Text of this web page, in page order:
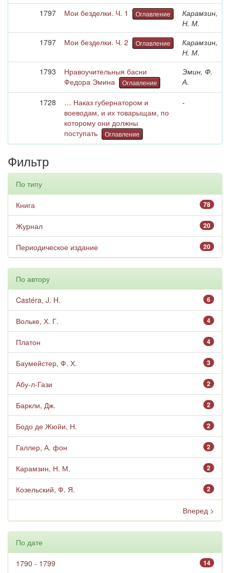
1797 Мои безделки. Ч. 1 Оглавление
Карамзин,
Н. М.
1797
Мои безделки. Ч. 2 Оглавление
Карамзин,
Н. М.
1793
Нравоучительныя басни
Федора Эмина
Оглавление
Эмин, Ф.
А.
1728
… Наказ губернатором и
воеводам, и их товарыщам, по
которому они должны
поступать
Оглавление
-
Фильтр
По типу
78
Книга
20
Журнал
20
Периодическое издание
По автору
6
Castéra, J. H.
4
Вольке, Х. Г.
4
Платон
3
Баумейстер, Ф. Х.
2
Абу-л-Гази
2
Баркли, Дж.
2
Бодо де Жюйи, Н.
2
Галлер, А. фон
2
Карамзин, Н. М.
2
Козельский, Ф. Я.
Вперед >
По дате
14
1790 - 1799